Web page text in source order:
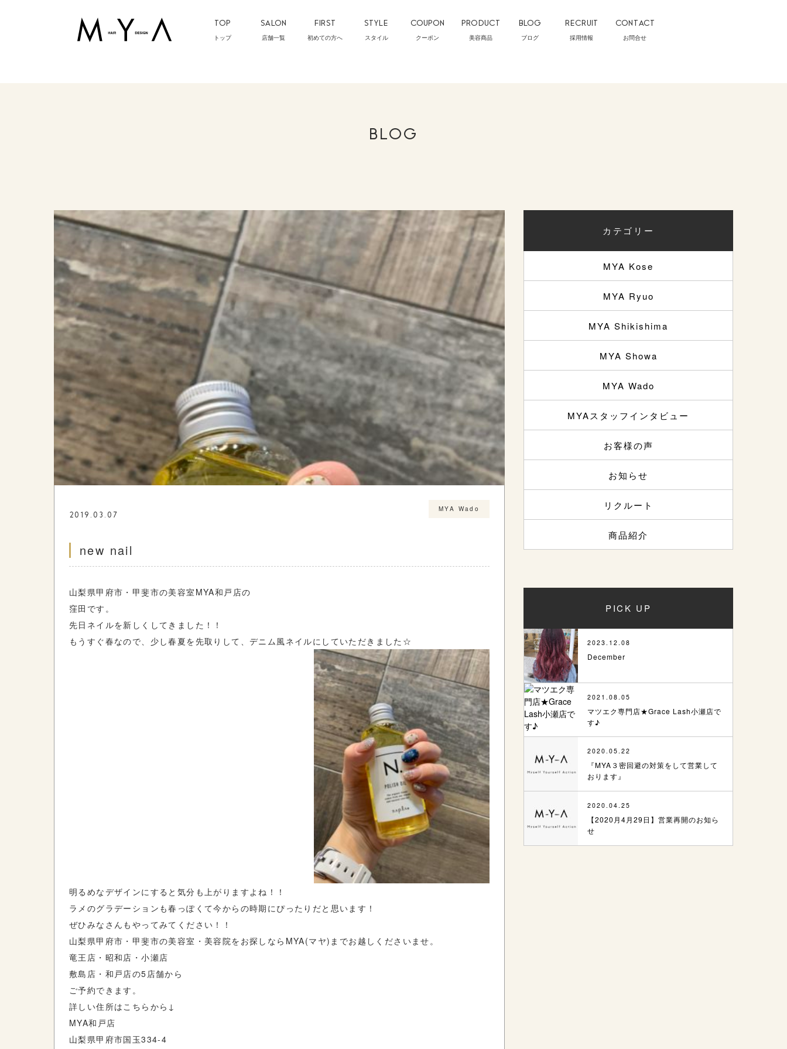
TOP
トップ
SALON
店舗一覧
FIRST
初めての方へ
STYLE
スタイル
COUPON
クーポン
PRODUCT
美容商品
BLOG
ブログ
RECRUIT
採用情報
CONTACT
お問合せ
BLOG
2019.03.07
MYA Wado
new nail
山梨県甲府市・甲斐市の美容室MYA和戸店の
窪田です。
先日ネイルを新しくしてきました！！
もうすぐ春なので、少し春夏を先取りして、デニム風ネイルにしていただきました☆
明るめなデザインにすると気分も上がりますよね！！
ラメのグラデーションも春っぽくて今からの時期にぴったりだと思います！
ぜひみなさんもやってみてください！！
山梨県甲府市・甲斐市の美容室・美容院をお探しならMYA(マヤ)までお越しくださいませ。
竜王店・昭和店・小瀬店
敷島店・和戸店の5店舗から
ご予約できます。
詳しい住所はこちらから↓
MYA和戸店
山梨県甲府市国玉334-4
カテゴリー
MYA Kose
MYA Ryuo
MYA Shikishima
MYA Showa
MYA Wado
MYAスタッフインタビュー
お客様の声
お知らせ
リクルート
商品紹介
PICK UP
2023.12.08
December
2021.08.05
マツエク専門店★Grace Lash小瀬店で
す♪
2020.05.22
『MYA３密回避の対策をして営業して
おります』
2020.04.25
【2020月4月29日】営業再開のお知ら
せ